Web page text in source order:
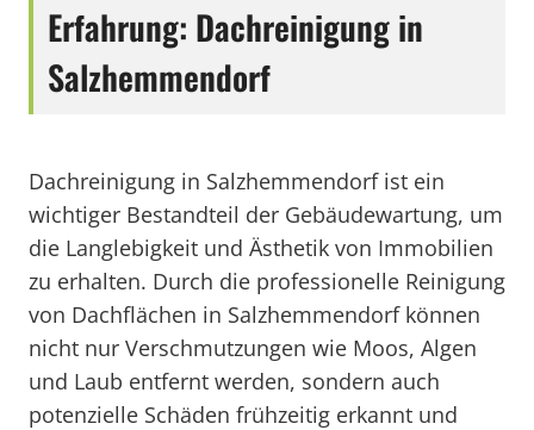
Erfahrung: Dachreinigung in
Salzhemmendorf
Dachreinigung in Salzhemmendorf ist ein
wichtiger Bestandteil der Gebäudewartung, um
die Langlebigkeit und Ästhetik von Immobilien
zu erhalten. Durch die professionelle Reinigung
von Dachflächen in Salzhemmendorf können
nicht nur Verschmutzungen wie Moos, Algen
und Laub entfernt werden, sondern auch
potenzielle Schäden frühzeitig erkannt und